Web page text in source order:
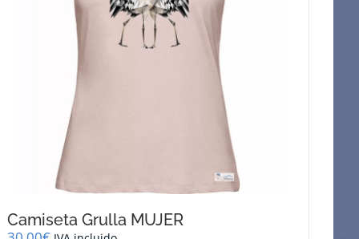
Camiseta Grulla MUJER